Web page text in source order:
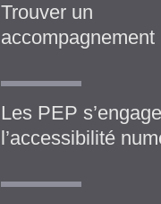
Trouver un
accompagnement
Les PEP
l’accessibilité